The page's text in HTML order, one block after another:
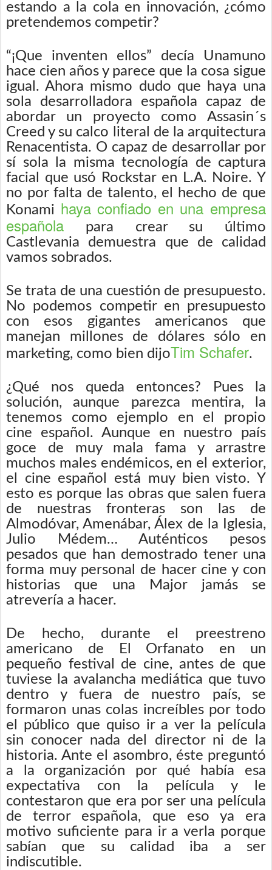
estando a la cola en innovación, ¿cómo
pretendemos competir?
“¡Que inventen ellos” decía Unamuno
hace cien años y parece que la cosa sigue
igual. Ahora mismo dudo que haya una
sola desarrolladora española capaz de
abordar un proyecto como Assasin´s
Creed y su calco literal de la arquitectura
Renacentista. O capaz de desarrollar por
sí sola la misma tecnología de captura
facial que usó Rockstar en L.A. Noire. Y
no por falta de talento, el hecho de que
Konami haya confiado en una empresa
española para crear su último
Castlevania demuestra que de calidad
vamos sobrados.
Se trata de una cuestión de presupuesto.
No podemos competir en presupuesto
con esos gigantes americanos que
manejan millones de dólares sólo en
marketing, como bien dijoTim Schafer.
¿Qué nos queda entonces? Pues la
solución, aunque parezca mentira, la
tenemos como ejemplo en el propio
cine español. Aunque en nuestro país
goce de muy mala fama y arrastre
muchos males endémicos, en el exterior,
el cine español está muy bien visto. Y
esto es porque las obras que salen fuera
de nuestras fronteras son las de
Almodóvar, Amenábar, Álex de la Iglesia,
Julio Médem… Auténticos pesos
pesados que han demostrado tener una
forma muy personal de hacer cine y con
historias que una Major jamás se
atrevería a hacer.
De hecho, durante el preestreno
americano de El Orfanato en un
pequeño festival de cine, antes de que
tuviese la avalancha mediática que tuvo
dentro y fuera de nuestro país, se
formaron unas colas increíbles por todo
el público que quiso ir a ver la película
sin conocer nada del director ni de la
historia. Ante el asombro, éste preguntó
a la organización por qué había esa
expectativa con la película y le
contestaron que era por ser una película
de terror española, que eso ya era
motivo suficiente para ir a verla porque
sabían que su calidad iba a ser
indiscutible.